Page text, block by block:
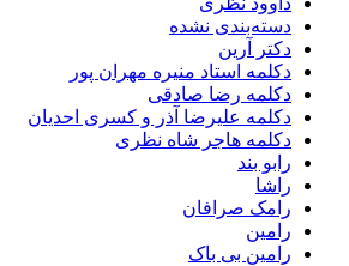
دسته‌بندی نشده
دکتر آرین
دکلمه استاد منیره مهران پور
دکلمه رضا صادقی
دکلمه علیرضا آذر و کسری احدیان
دکلمه هاجر شاه نظری
رابو بند
راشا
رامک صرافان
رامین
رامین بی باک